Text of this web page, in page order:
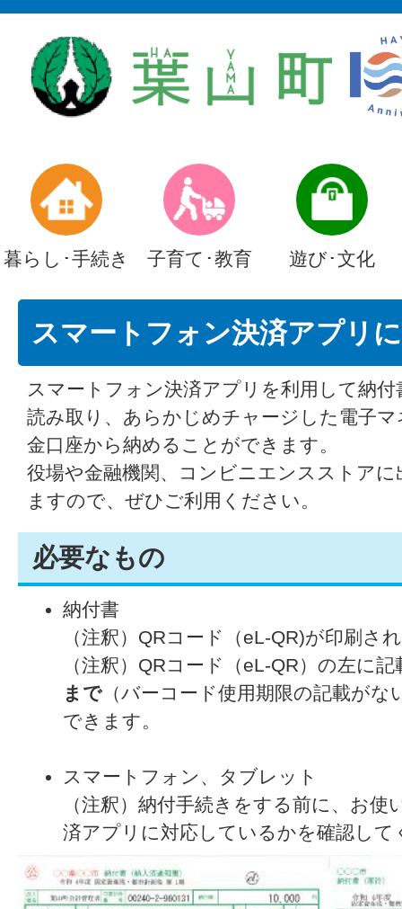
暮らし･手続き 子育て･教育 遊び･文化
スマートフォン決済アプリ
スマートフォン決済アプリを利用して納
読み取り、あらかじめチャージした電子
金口座から納めることができます。
役場や金融機関、コンビニエンスストア
ますので、ぜひご利用ください。
必要なもの
納付書
（注釈）QRコード（eL-QR)が印刷さ
（注釈）QRコード（eL-QR）の左に
まで（バーコード使用期限の記載がな
できます。
スマートフォン、タブレット
（注釈）納付手続きをする前に、お
済アプリに対応しているかを確認して